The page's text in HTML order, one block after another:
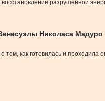
разрушенной
Николаса Мадуро
как готовилась и